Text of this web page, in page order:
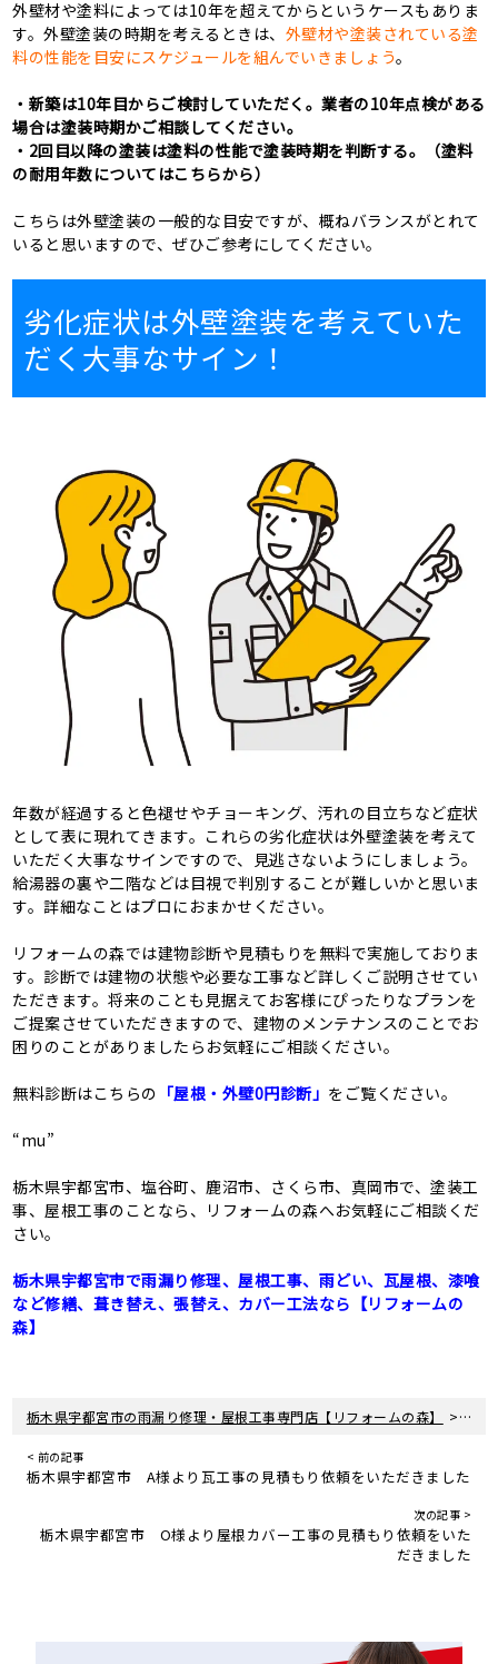
外壁材や塗料によっては10年を超えてからというケースもありま
す。外壁塗装の時期を考えるときは、 外壁材や塗装されている塗
料の性能を目安にスケジュールを組んでいきましょう。
・新築は10年目からご検討していただく。業者の10年点検がある
場合は塗装時期かご相談してください。
・2回目以降の塗装は塗料の性能で塗装時期を判断する。（塗料
の耐用年数についてはこちらから）
こちらは外壁塗装の一般的な目安ですが、概ねバランスがとれて
いると思いますので、ぜひご参考にしてください。
劣化症状は外壁塗装を考えていた
だく大事なサイン！
年数が経過すると色褪せやチョーキング、汚れの目立ちなど症状
として表に現れてきます。これらの劣化症状は外壁塗装を考えて
いただく大事なサインですので、見逃さないようにしましょう。
給湯器の裏や二階などは目視で判別することが難しいかと思いま
す。詳細なことはプロにおまかせください。
リフォームの森では建物診断や見積もりを無料で実施しておりま
す。診断では建物の状態や必要な工事など詳しくご説明させてい
ただきます。将来のことも見据えてお客様にぴったりなプランを
ご提案させていただきますので、建物のメンテナンスのことでお
困りのことがありましたらお気軽にご相談ください。
無料診断はこちらの 「屋根・外壁0円診断」 をご覧ください。
“mu”
栃木県宇都宮市、塩谷町、鹿沼市、さくら市、真岡市で、塗装工
事、屋根工事のことなら、リフォームの森へお気軽にご相談くだ
さい。
栃木県宇都宮市で雨漏り修理、屋根工事、雨どい、瓦屋根、漆喰
など修繕、葺き替え、張替え、カバー工法なら【リフォームの
森】
栃木県宇都宮市の雨漏り修理・屋根工事専門店【リフォームの森】 > 新着
< 前の記事
栃木県宇都宮市 A様より瓦工事の見積もり依頼をいただきました
次の記事 >
栃木県宇都宮市 O様より屋根カバー工事の見積もり依頼をいた
だきました